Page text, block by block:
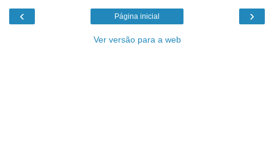
‹ ›
Página inicial
Ver versão para a web